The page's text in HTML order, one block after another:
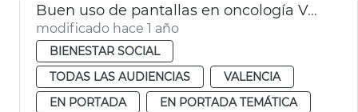
Buen uso de pantallas en oncología València
modificado hace 1 año
BIENESTAR SOCIAL
TODAS LAS AUDIENCIAS
VALENCIA
EN PORTADA
EN PORTADA TEMÁTICA